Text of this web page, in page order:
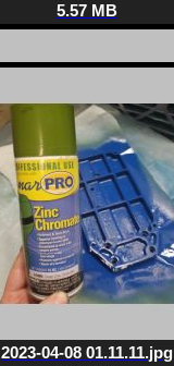
5.57 MB
2023-04-08 01.11.11.jpg